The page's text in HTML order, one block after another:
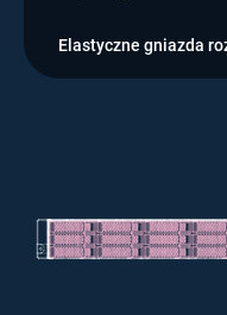
Elastyczne gniazda